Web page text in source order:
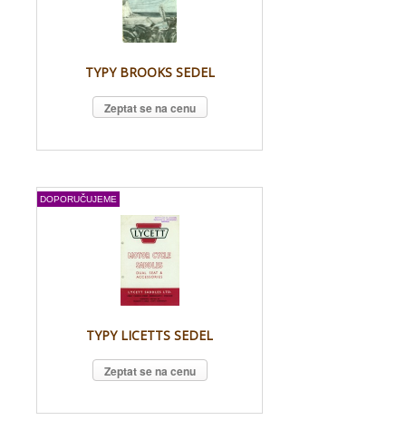
TYPY BROOKS SEDEL
Zeptat se na cenu
DOPORUČUJEME
TYPY LICETTS SEDEL
Zeptat se na cenu